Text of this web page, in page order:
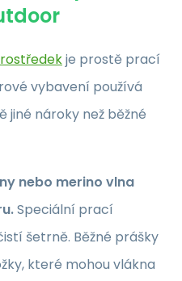
je prostě prací
vybavení používá
jiné nároky než běžné
nebo merino vlna
Speciální prací
šetrně. Běžné prášky
které mohou vlákna